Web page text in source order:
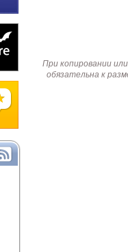
При копировании
обязательна к